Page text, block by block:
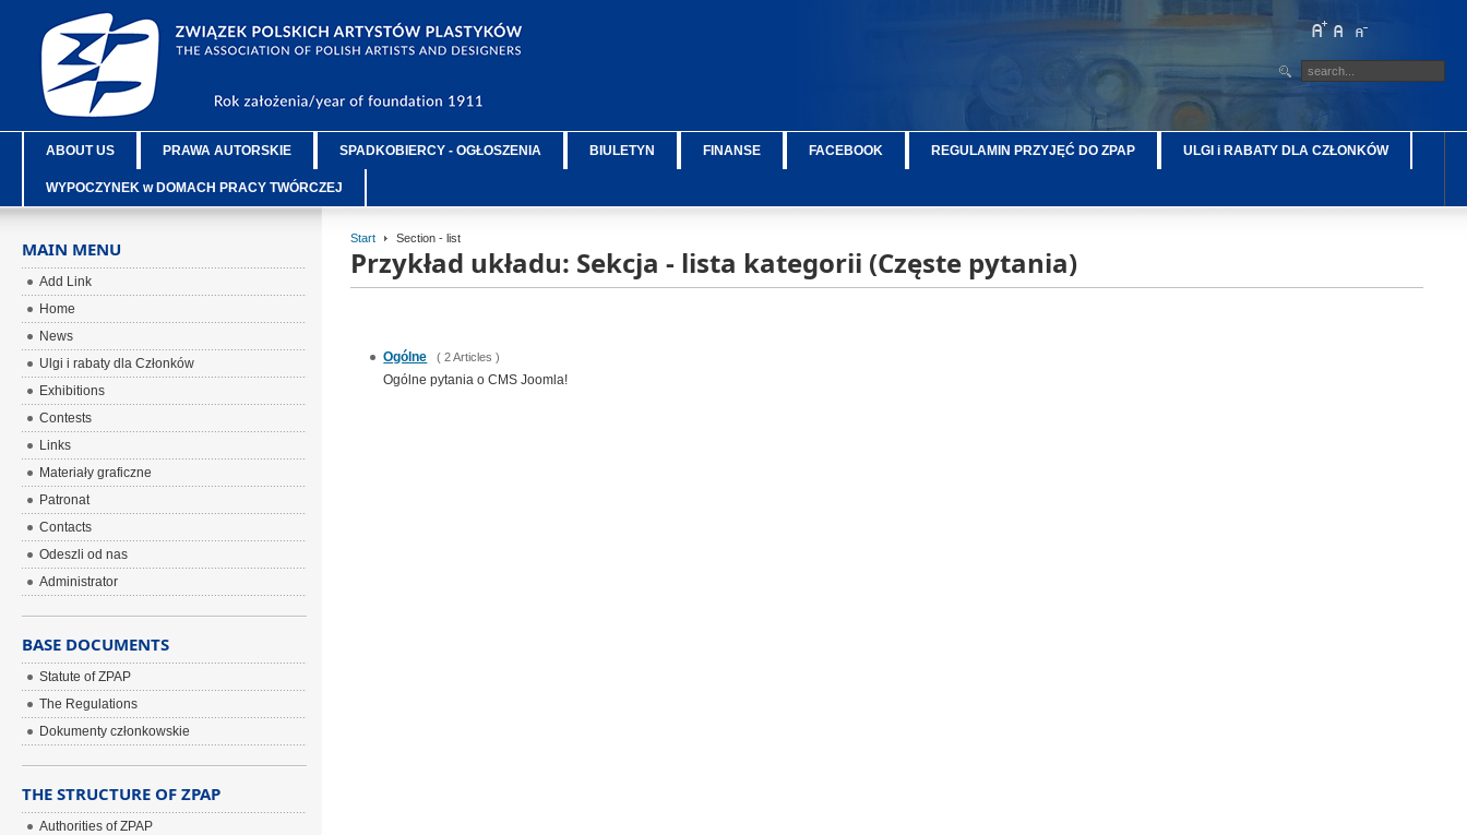
ABOUT US PRAWA AUTORSKIE SPADKOBIERCY - OGŁOSZENIA BIULETYN FINANSE FACEBOOK REGULAMIN PRZYJĘĆ DO ZPAP ULGI i RABATY DLA CZŁONKÓW
WYPOCZYNEK w DOMACH PRACY TWÓRCZEJ
Start Section - list
Przykład układu: Sekcja - lista kategorii (Częste pytania)
Ogólne ( 2 Articles )
Ogólne pytania o CMS Joomla!
MAIN MENU
Add Link
Home
News
Ulgi i rabaty dla Członków
Exhibitions
Contests
Links
Materiały graficzne
Patronat
Contacts
Odeszli od nas
Administrator
BASE DOCUMENTS
Statute of ZPAP
The Regulations
Dokumenty członkowskie
THE STRUCTURE OF ZPAP
Authorities of ZPAP